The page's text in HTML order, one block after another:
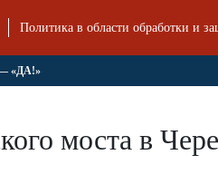
Политика в области обработки и
«ДА!»
моста в